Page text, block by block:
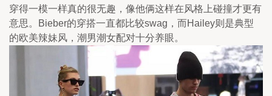
穿得一模一样真的很无趣，像他俩这样在风格上碰撞才更有
意思。Bieber的穿搭一直都比较swag，而Hailey则是典型
的欧美辣妹风，潮男潮女配对十分养眼。